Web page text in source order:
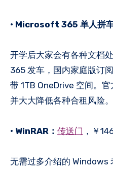
• Microsoft 365 单人拼车
开学后大家会有各种文档
365 发车，国内家庭版订
带 1TB OneDrive 空间。
并大大降低各种合租风险
• WinRAR： 传送门 ，￥
无需过多介绍的 Windows